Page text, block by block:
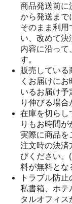
商品発送前に
から発送まで
そのまま利用
い、改めて決
内容に沿って
す。
販売している
くお届けに
いるお届け予
り伸びる場合
在庫を切らし
りもお時間
実際に商品を
注文時の決済
びください
料が無料とな
トラブル防
私書箱、ホテ
タルオフィ